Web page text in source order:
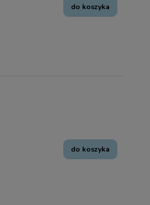
do koszyka
do koszyka